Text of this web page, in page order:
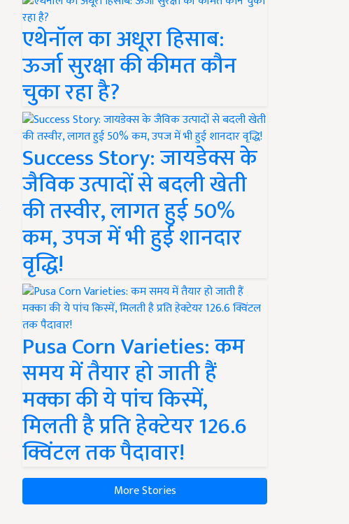
एथेनॉल का अधूरा हिसाब:
ऊर्जा सुरक्षा की कीमत कौन
चुका रहा है?
Success Story: जायडेक्स के
जैविक उत्पादों से बदली खेती
की तस्वीर, लागत हुई 50%
कम, उपज में भी हुई शानदार
वृद्धि!
Pusa Corn Varieties: कम
समय में तैयार हो जाती हैं
मक्का की ये पांच किस्में,
मिलती है प्रति हेक्टेयर 126.6
क्विंटल तक पैदावार!
More Stories